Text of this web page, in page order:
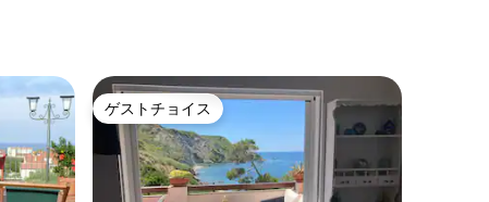
ゲストチョイス
ゲストチョイス